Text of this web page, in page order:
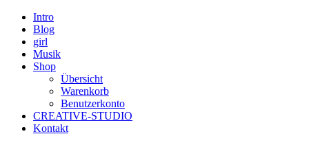
Intro
Blog
girl
Musik
Shop
Übersicht
Warenkorb
Benutzerkonto
CREATIVE-STUDIO
Kontakt